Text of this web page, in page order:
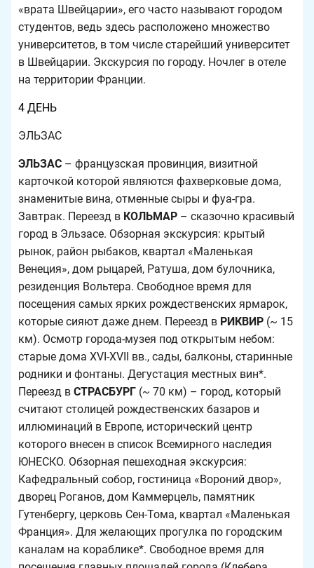
«врата Швейцарии», его часто называют городом
студентов, ведь здесь расположено множество
университетов, в том числе старейший университет
в Швейцарии. Экскурсия по городу. Ночлег в отеле
на территории Франции.
4 ДЕНЬ
ЭЛЬЗАС
ЭЛЬЗАС – французская провинция, визитной
карточкой которой являются фахверковые дома,
знаменитые вина, отменные сыры и фуа-гра.
Завтрак. Переезд в КОЛЬМАР – сказочно красивый
город в Эльзасе. Обзорная экскурсия: крытый
рынок, район рыбаков, квартал «Маленькая
Венеция», дом рыцарей, Ратуша, дом булочника,
резиденция Вольтера. Свободное время для
посещения самых ярких рождественских ярмарок,
которые сияют даже днем. Переезд в РИКВИР (~ 15
км). Осмотр города-музея под открытым небом:
старые дома XVI-XVII вв., сады, балконы, старинные
родники и фонтаны. Дегустация местных вин*.
Переезд в СТРАСБУРГ (~ 70 км) – город, который
считают столицей рождественских базаров и
иллюминаций в Европе, исторический центр
которого внесен в список Всемирного наследия
ЮНЕСКО. Обзорная пешеходная экскурсия:
Кафедральный собор, гостиница «Вороний двор»,
дворец Роганов, дом Каммерцель, памятник
Гутенбергу, церковь Сен-Тома, квартал «Маленькая
Франция». Для желающих прогулка по городским
каналам на кораблике*. Свободное время для